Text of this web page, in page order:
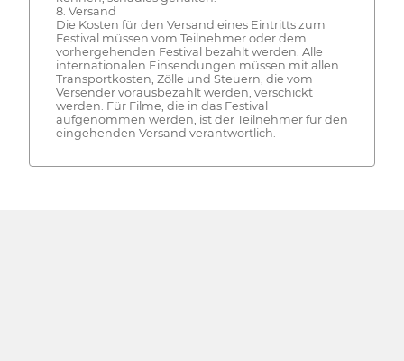
8. Versand
Die Kosten für den Versand eines Eintritts zum
Festival müssen vom Teilnehmer oder dem
vorhergehenden Festival bezahlt werden. Alle
internationalen Einsendungen müssen mit allen
Transportkosten, Zölle und Steuern, die vom
Versender vorausbezahlt werden, verschickt
werden. Für Filme, die in das Festival
aufgenommen werden, ist der Teilnehmer für den
eingehenden Versand verantwortlich.